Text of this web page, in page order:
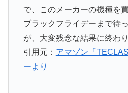
で、このメーカーの機種を
ブラックフライデーまで待
が、大変残念な結果に終わり
引用元： アマゾン『
ーより